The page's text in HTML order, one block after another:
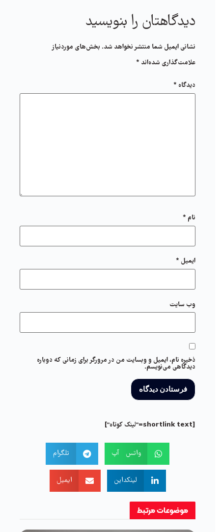
دیدگاهتان را بنویسید
نشانی ایمیل شما منتشر نخواهد شد. بخش‌های موردنیاز
علامت‌گذاری شده‌اند *
دیدگاه *
نام *
ایمیل *
وب‌ سایت
ذخیره نام، ایمیل و وبسایت من در مرورگر برای زمانی که دوباره
دیدگاهی می‌نویسم.
[shortlink text="لینک کوتاه"]
واتس آپ تلگرام
لینکداین ایمیل
موضوعاتمرتبط